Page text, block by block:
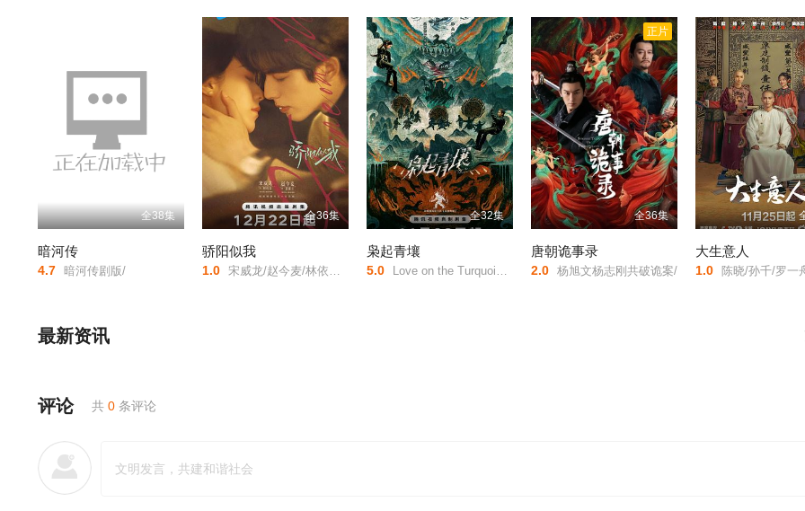
全38集
暗河传
4.7 暗河传剧版/
全36集
骄阳似我
1.0 宋威龙/赵今麦/林依轮/赖伟明/白冰可/范诗然/吴启华/孔令美/陈思佚/古子成/韩昊霖/赵昕/周添宇/仇赫/秦晓轩/陈涛/童蕾/修庆/章呈赫/金巧巧/王德顺/
全32集
枭起青壤
5.0 Love on the Turquoise Land/
正片
全36集
唐朝诡事录
2.0 杨旭文杨志刚共破诡案/
大生意人
1.0 陈晓/孙千/罗一舟/成泰燊/黄志忠/李纯/朱亚文/向涵之/吴樾/朱茵/梁冠华/王子璇/杨子骅/柯蓝/王永泉/刘佩琦/王雨/王建国/林夏薇/宋宁峰/令卓/栾元晖/扈
最新资讯
评论 共 0 条评论